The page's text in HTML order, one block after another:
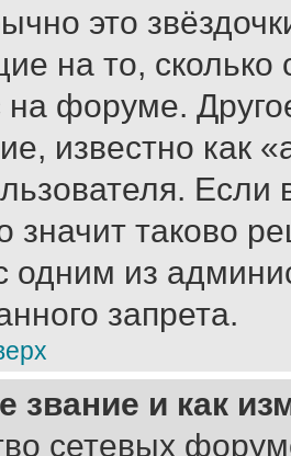
это
на то,
на форуме.
известно как
значит таково
одним из
запрета.
звание и как
сетевых